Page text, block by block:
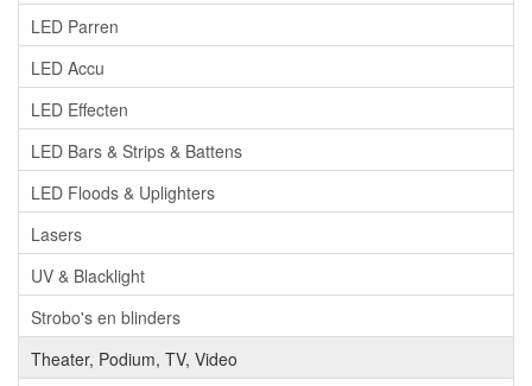
LED Parren
LED Accu
LED Effecten
LED Bars & Strips & Battens
LED Floods & Uplighters
Lasers
UV & Blacklight
Strobo's en blinders
Theater, Podium, TV, Video